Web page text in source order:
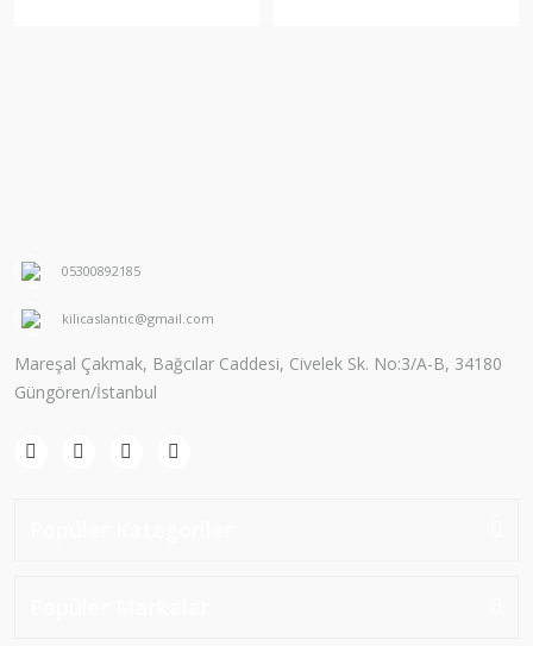
05300892185
kilicaslantic@gmail.com
Mareşal Çakmak, Bağcılar Caddesi, Civelek Sk. No:3/A-B, 34180
Güngören/İstanbul